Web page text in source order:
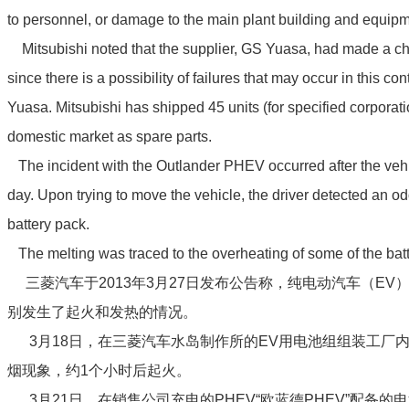
to personnel, or damage to the main plant building and
Mitsubishi noted that the supplier, GS Yuasa, had made a
since there is a possibility of failures that may occur in this
Yuasa. Mitsubishi has shipped 45 units (for specified
domestic market as spare parts.
The incident with the Outlander PHEV occurred after the
day. Upon trying to move the vehicle, the driver detected an
battery pack.
The melting was traced to the overheating of some of the
三菱汽车于2013年3月27日发布公告称，纯电动汽车（EV
别发生了起火和发热的情况。
3月18日，在三菱汽车水岛制作所的EV用电池组组装工厂
烟现象，约1个小时后起火。